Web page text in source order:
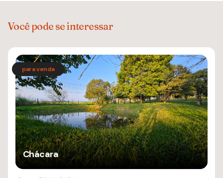
Você pode se interessar
Chácara